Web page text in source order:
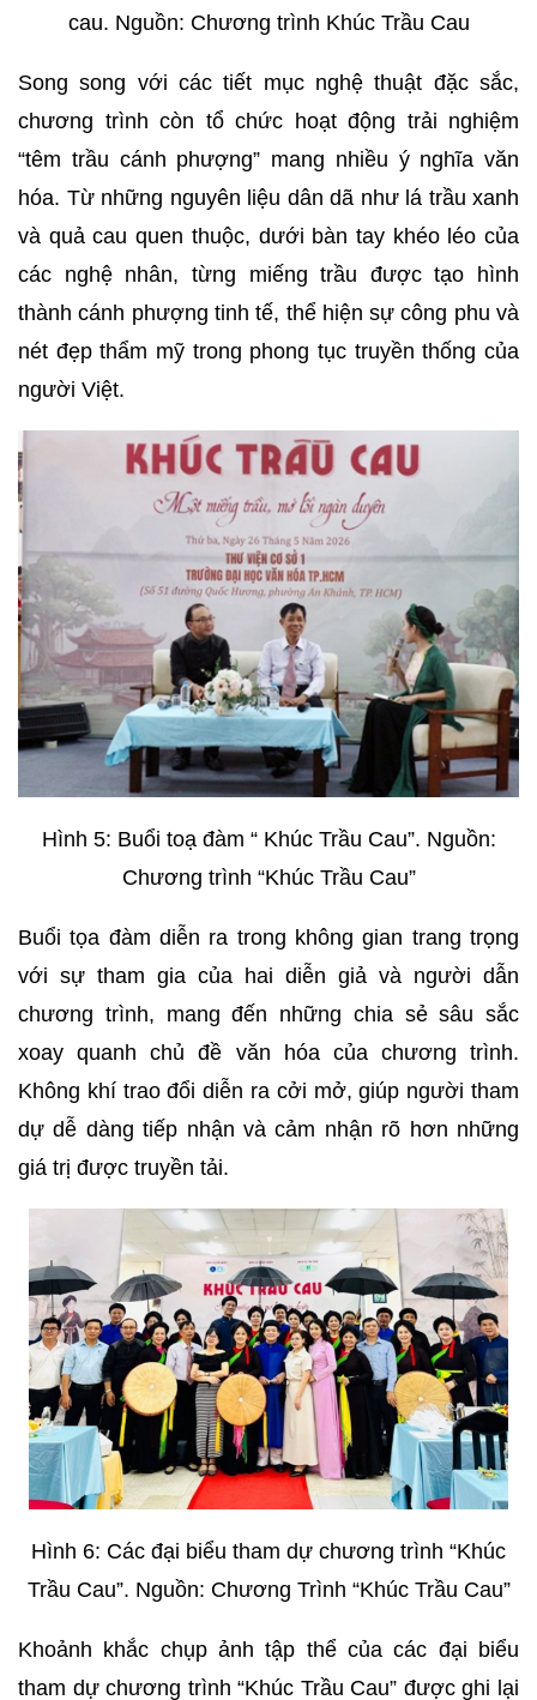
cau. Nguồn: Chương trình Khúc Trầu Cau
Song song với các tiết mục nghệ thuật đặc sắc,
chương trình còn tổ chức hoạt động trải nghiệm
“têm trầu cánh phượng” mang nhiều ý nghĩa văn
hóa. Từ những nguyên liệu dân dã như lá trầu xanh
và quả cau quen thuộc, dưới bàn tay khéo léo của
các nghệ nhân, từng miếng trầu được tạo hình
thành cánh phượng tinh tế, thể hiện sự công phu và
nét đẹp thẩm mỹ trong phong tục truyền thống của
người Việt.
Hình 5: Buổi toạ đàm “ Khúc Trầu Cau”. Nguồn:
Chương trình “Khúc Trầu Cau”
Buổi tọa đàm diễn ra trong không gian trang trọng
với sự tham gia của hai diễn giả và người dẫn
chương trình, mang đến những chia sẻ sâu sắc
xoay quanh chủ đề văn hóa của chương trình.
Không khí trao đổi diễn ra cởi mở, giúp người tham
dự dễ dàng tiếp nhận và cảm nhận rõ hơn những
giá trị được truyền tải.
Hình 6: Các đại biểu tham dự chương trình “Khúc
Trầu Cau”. Nguồn: Chương Trình “Khúc Trầu Cau”
Khoảnh khắc chụp ảnh tập thể của các đại biểu
tham dự chương trình “Khúc Trầu Cau” được ghi lại